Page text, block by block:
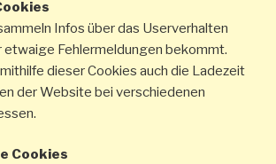
Infos über das Userverhalten
etwaige Fehlermeldungen bekommt.
dieser Cookies auch die Ladezeit
der Website bei verschiedenen
Cookies